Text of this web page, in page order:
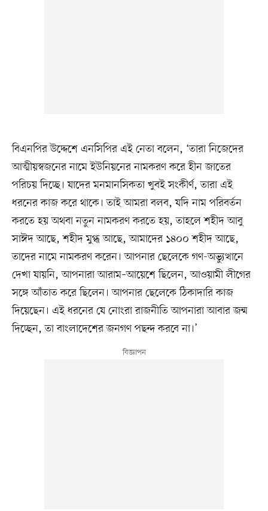
বিএনপির উদ্দেশে এনসিপির এই নেতা বলেন, ‘তারা নিজেদের
আত্মীয়স্বজনের নামে ইউনিয়নের নামকরণ করে হীন জাতের
পরিচয় দিচ্ছে। যাদের মনমানসিকতা খুবই সংকীর্ণ, তারা এই
ধরনের কাজ করে থাকে। তাই আমরা বলব, যদি নাম পরিবর্তন
করতে হয় অথবা নতুন নামকরণ করতে হয়, তাহলে শহীদ আবু
সাঈদ আছে, শহীদ মুগ্ধ আছে, আমাদের ১৪০০ শহীদ আছে,
তাদের নামে নামকরণ করেন। আপনার ছেলেকে গণ-অভ্যুত্থানে
দেখা যায়নি, আপনারা আরাম–আয়েশে ছিলেন, আওয়ামী লীগের
সঙ্গে আঁতাত করে ছিলেন। আপনার ছেলেকে ঠিকাদারি কাজ
দিয়েছেন। এই ধরনের যে নোংরা রাজনীতি আপনারা আবার জন্ম
দিচ্ছেন, তা বাংলাদেশের জনগণ পছন্দ করবে না।’